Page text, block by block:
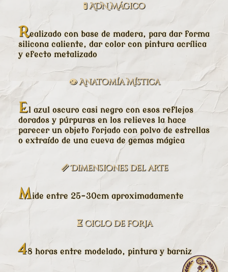
​🧪 ADN Mágico
Realizado con base de madera, para dar forma
silicona caliente, dar color con pintura acrílica
y efecto metalizado
👁️ Anatomía Mística
El azul oscuro casi negro con esos reflejos
dorados y púrpuras en los relieves la hace
parecer un objeto forjado con polvo de estrellas
o extraído de una cueva de gemas mágica
📏 Dimensiones del arte
Mide entre 25-30cm aproximadamente
⏳ Ciclo de Forja
48 horas entre modelado, pintura y barniz